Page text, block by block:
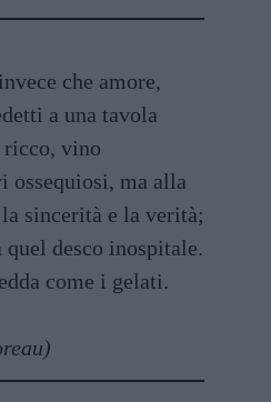
che amore,
a una tavola
vino
ossequiosi, ma alla
sincerità e la verità;
desco inospitale.
come i gelati.